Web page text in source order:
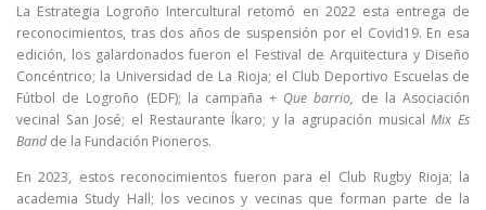
La Estrategia Logroño Intercultural retomó en 2022 esta entrega de
reconocimientos, tras dos años de suspensión por el Covid19. En esa
edición, los galardonados fueron el Festival de Arquitectura y Diseño
Concéntrico; la Universidad de La Rioja; el Club Deportivo Escuelas de
Fútbol de Logroño (EDF); la campaña + Que barrio, de la Asociación
vecinal San José; el Restaurante Íkaro; y la agrupación musicalMix Es
Bandde la Fundación Pioneros.
En 2023, estos reconocimientos fueron para el Club Rugby Rioja; la
academia Study Hall; los vecinos y vecinas que forman parte de la